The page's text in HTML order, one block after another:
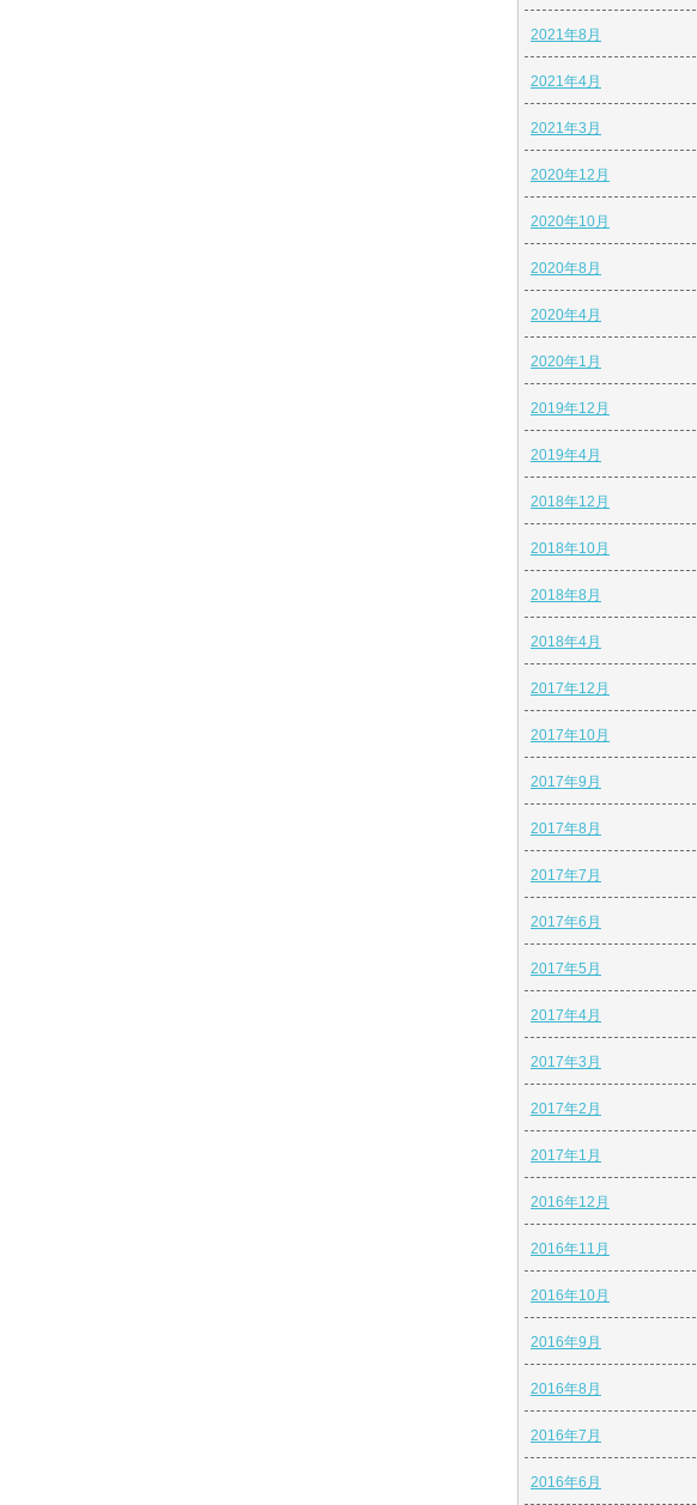
2021年8月
2021年4月
2021年3月
2020年12月
2020年10月
2020年8月
2020年4月
2020年1月
2019年12月
2019年4月
2018年12月
2018年10月
2018年8月
2018年4月
2017年12月
2017年10月
2017年9月
2017年8月
2017年7月
2017年6月
2017年5月
2017年4月
2017年3月
2017年2月
2017年1月
2016年12月
2016年11月
2016年10月
2016年9月
2016年8月
2016年7月
2016年6月